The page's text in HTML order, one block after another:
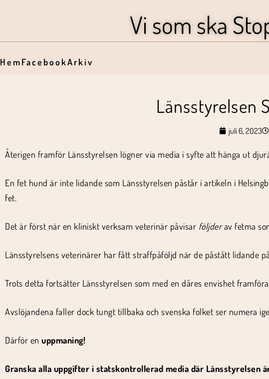
Vi som ska
HemFacebookArkiv
Länsstyrelsen
juli 6, 2023
Återigen framför Länsstyrelsen lögner via media i syfte att hänga ut
En fet hund är inte lidande som Länsstyrelsen påstår i artikeln i
fet.
Det är först när en kliniskt verksam veterinär påvisar följderav fetma
Länsstyrelsens veterinärer har fått straffpåföljd när de påstått lidande
Trots detta fortsätter Länsstyrelsen som med en dåres envishet
Avslöjandena faller dock tungt tillbaka och svenska folket ser numera
Därför en uppmaning!
Granska alla uppgifter i statskontrollerad media där Länsstyrelsen